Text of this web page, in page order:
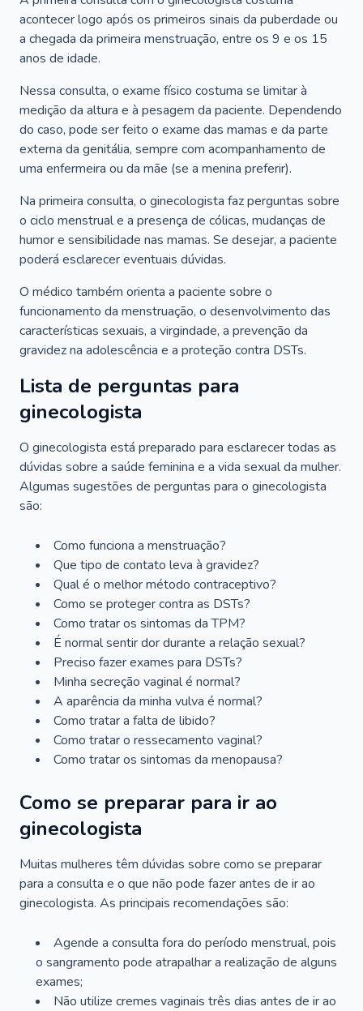
acontecer logo após os primeiros sinais da puberdade ou
a chegada da primeira menstruação, entre os 9 e os 15
anos de idade.
Nessa consulta, o exame físico costuma se limitar à
medição da altura e à pesagem da paciente. Dependendo
do caso, pode ser feito o exame das mamas e da parte
externa da genitália, sempre com acompanhamento de
uma enfermeira ou da mãe (se a menina preferir).
Na primeira consulta, o ginecologista faz perguntas sobre
o ciclo menstrual e a presença de cólicas, mudanças de
humor e sensibilidade nas mamas. Se desejar, a paciente
poderá esclarecer eventuais dúvidas.
O médico também orienta a paciente sobre o
funcionamento da menstruação, o desenvolvimento das
características sexuais, a virgindade, a prevenção da
gravidez na adolescência e a proteção contra DSTs.
Lista de perguntas para
ginecologista
O ginecologista está preparado para esclarecer todas as
dúvidas sobre a saúde feminina e a vida sexual da mulher.
Algumas sugestões de perguntas para o ginecologista
são:
Como funciona a menstruação?
Que tipo de contato leva à gravidez?
Qual é o melhor método contraceptivo?
Como se proteger contra as DSTs?
Como tratar os sintomas da TPM?
É normal sentir dor durante a relação sexual?
Preciso fazer exames para DSTs?
Minha secreção vaginal é normal?
A aparência da minha vulva é normal?
Como tratar a falta de libido?
Como tratar o ressecamento vaginal?
Como tratar os sintomas da menopausa?
Como se preparar para ir ao
ginecologista
Muitas mulheres têm dúvidas sobre como se preparar
para a consulta e o que não pode fazer antes de ir ao
ginecologista. As principais recomendações são:
Agende a consulta fora do período menstrual, pois
o sangramento pode atrapalhar a realização de alguns
exames;
Não utilize cremes vaginais três dias antes de ir ao